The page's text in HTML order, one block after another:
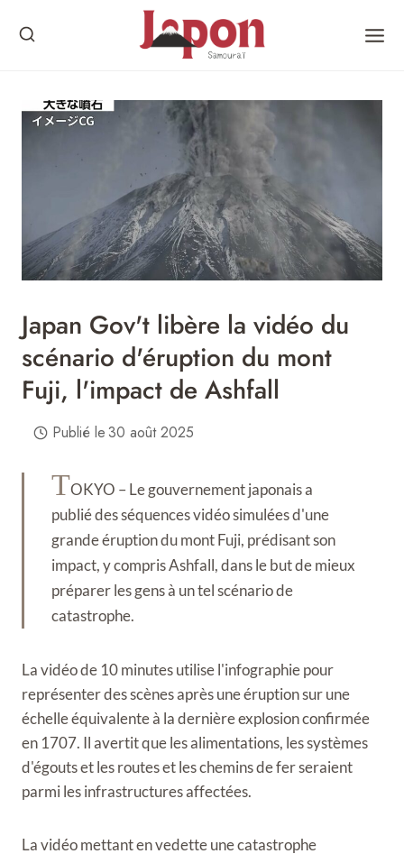
Japan Gov't libère la vidéo du
scénario d'éruption du mont
Fuji, l'impact de Ashfall
Publié le30 août 2025
TOKYO – Le gouvernement japonais a
publié des séquences vidéo simulées d'une
grande éruption du mont Fuji, prédisant son
impact, y compris Ashfall, dans le but de mieux
préparer les gens à un tel scénario de
catastrophe.
La vidéo de 10 minutes utilise l'infographie pour
représenter des scènes après une éruption sur une
échelle équivalente à la dernière explosion confirmée
en 1707. Il avertit que les alimentations, les systèmes
d'égouts et les routes et les chemins de fer seraient
parmi les infrastructures affectées.
La vidéo mettant en vedette une catastrophe